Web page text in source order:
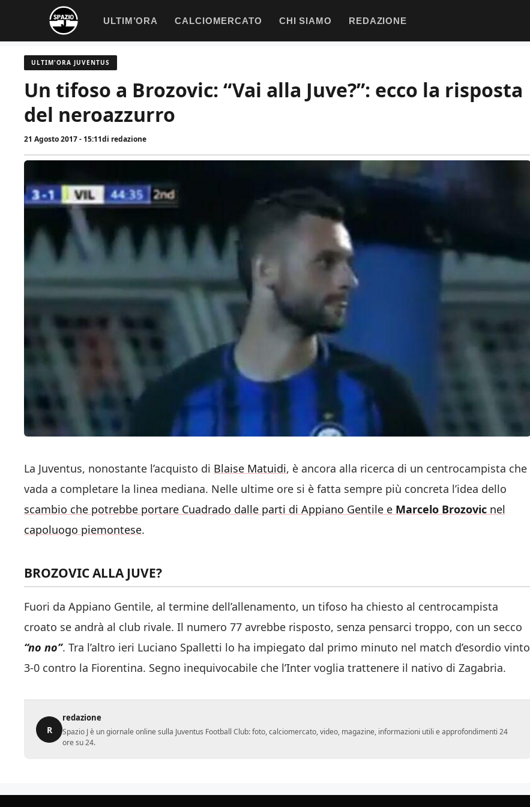
contenuto
ULTIM’ORA CALCIOMERCATO CHI SIAMO REDAZIONE
ULTIM'ORA JUVENTUS
Un tifoso a Brozovic: “Vai alla Juve?”: ecco la risposta
del neroazzurro
21 Agosto 2017 - 15:11di redazione
La Juventus, nonostante l’acquisto di Blaise Matuidi, è ancora alla ricerca di un centrocampista che
vada a completare la linea mediana. Nelle ultime ore si è fatta sempre più concreta l’idea dello
scambio che potrebbe portare Cuadrado dalle parti di Appiano Gentile e Marcelo Brozovic nel
capoluogo piemontese.
BROZOVIC ALLA JUVE?
Fuori da Appiano Gentile, al termine dell’allenamento, un tifoso ha chiesto al centrocampista
croato se andrà al club rivale. Il numero 77 avrebbe risposto, senza pensarci troppo, con un secco
“no no”. Tra l’altro ieri Luciano Spalletti lo ha impiegato dal primo minuto nel match d’esordio vinto
3-0 contro la Fiorentina. Segno inequivocabile che l’Inter voglia trattenere il nativo di Zagabria.
R
redazione
Spazio J è un giornale online sulla Juventus Football Club: foto, calciomercato, video, magazine, informazioni utili e approfondimenti 24
ore su 24.